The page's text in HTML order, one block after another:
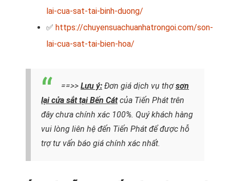
lai-cua-sat-tai-binh-duong/
✅ https://chuyensuachuanhatrongoi.com/son-
lai-cua-sat-tai-bien-hoa/
==>> Lưu ý: Đơn giá dịch vụ thợsơn
lại cửa sắt tại Bến Cátcủa Tiến Phát trên
đây chưa chính xác 100%. Quý khách hàng
vui lòng liên hệ đến Tiến Phát để được hỗ
trợ tư vấn báo giá chính xác nhất.